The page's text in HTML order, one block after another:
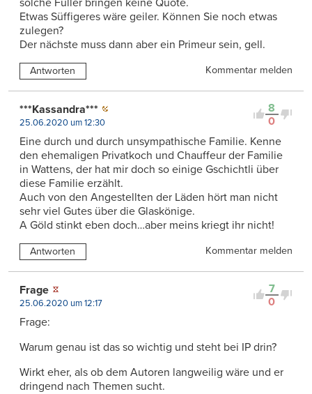
Etwas Süffigeres wäre geiler. Können Sie noch etwas
zulegen?
Der nächste muss dann aber ein Primeur sein, gell.
Antworten Kommentar melden
8
0
***Kassandra***
25.06.2020 um 12:30
Eine durch und durch unsympathische Familie. Kenne
den ehemaligen Privatkoch und Chauffeur der Familie
in Wattens, der hat mir doch so einige Gschichtli über
diese Familie erzählt.
Auch von den Angestellten der Läden hört man nicht
sehr viel Gutes über die Glaskönige.
A Göld stinkt eben doch…aber meins kriegt ihr nicht!
Antworten Kommentar melden
7
0
Frage
25.06.2020 um 12:17
Frage:
Warum genau ist das so wichtig und steht bei IP drin?
Wirkt eher, als ob dem Autoren langweilig wäre und er
dringend nach Themen sucht.